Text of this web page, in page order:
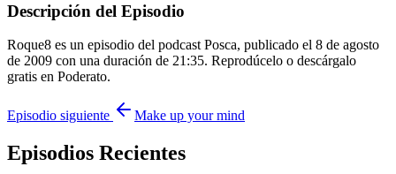
Descripción del Episodio
Roque8 es un episodio del podcast Posca, publicado el 8 de agosto
de 2009 con una duración de 21:35. Reprodúcelo o descárgalo
gratis en Poderato.
Episodio siguiente Make up your mind
Episodios Recientes